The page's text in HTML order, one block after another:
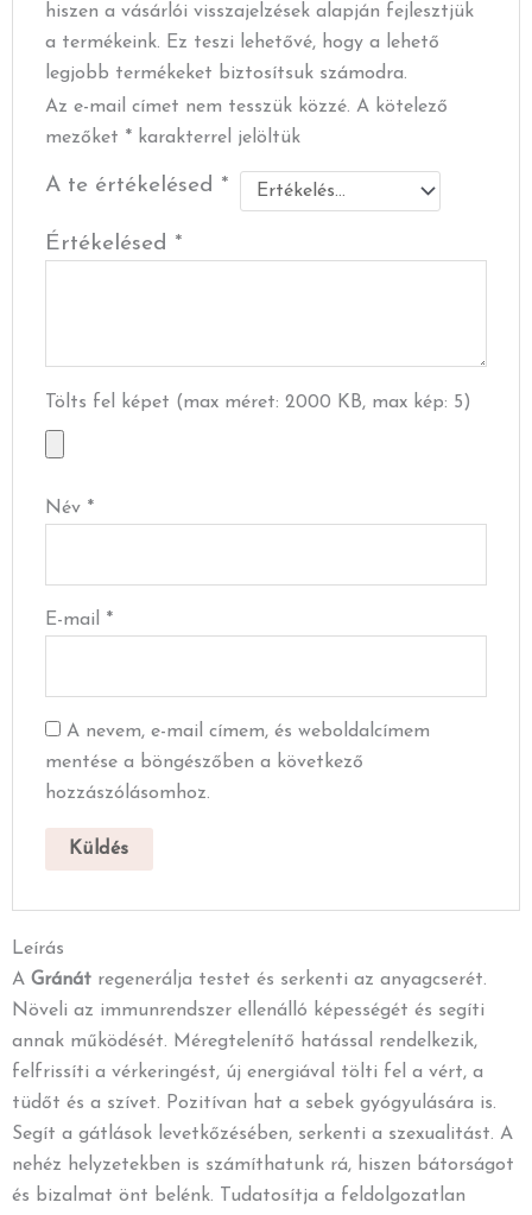
hiszen a vásárlói visszajelzések alapján fejlesztjük
a termékeink. Ez teszi lehetővé, hogy a lehető
legjobb termékeket biztosítsuk számodra.
Az e-mail címet nem tesszük közzé. A kötelező
mezőket *karakterrel jelöltük
A te értékelésed *
Értékelésed *
Tölts fel képet (max méret: 2000 KB, max kép: 5)
Név *
E-mail *
A nevem, e-mail címem, és weboldalcímem
mentése a böngészőben a következő
hozzászólásomhoz.
Leírás
A Gránát regenerálja testet és serkenti az anyagcserét.
Növeli az immunrendszer ellenálló képességét és segíti
annak működését. Méregtelenítő hatással rendelkezik,
felfrissíti a vérkeringést, új energiával tölti fel a vért, a
tüdőt és a szívet. Pozitívan hat a sebek gyógyulására is.
Segít a gátlások levetkőzésében, serkenti a szexualitást. A
nehéz helyzetekben is számíthatunk rá, hiszen bátorságot
és bizalmat önt belénk. Tudatosítja a feldolgozatlan